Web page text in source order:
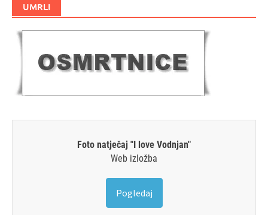
UMRLI
Foto natječaj "I love Vodnjan"
Web izložba
Pogledaj